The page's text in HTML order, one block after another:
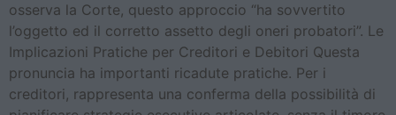
osserva la Corte, questo approccio “ha sovvertito
l’oggetto ed il corretto assetto degli oneri probatori”. Le
Implicazioni Pratiche per Creditori e Debitori Questa
pronuncia ha importanti ricadute pratiche. Per i
creditori, rappresenta una conferma della possibilità di